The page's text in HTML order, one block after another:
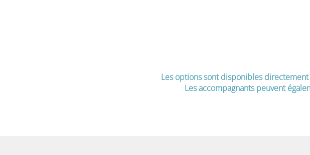
Les options sont disponibles
Les accompagnants peuvent